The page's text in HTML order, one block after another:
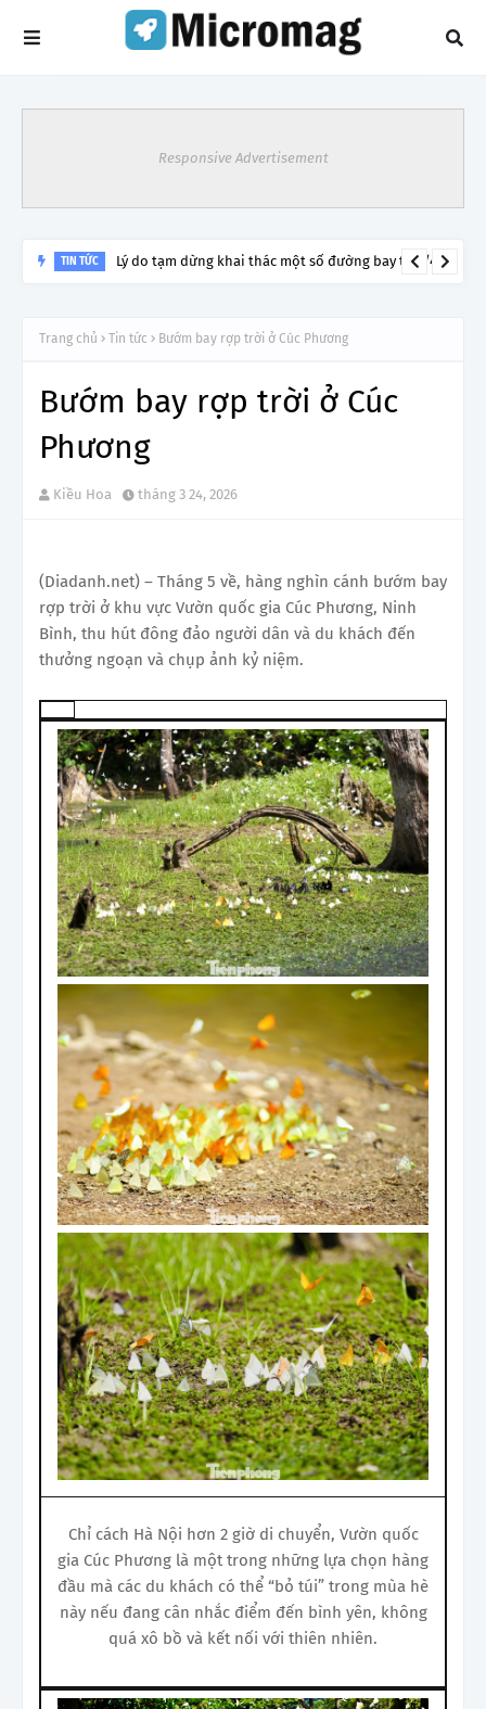
Responsive Advertisement
TIN TỨC Lý do tạm dừng khai thác một số đường bay từ 1/4
Trang chủ Tin tức Bướm bay rợp trời ở Cúc Phương
Bướm bay rợp trời ở Cúc
Phương
Kiều Hoa tháng 3 24, 2026
(Diadanh.net) – Tháng 5 về, hàng nghìn cánh bướm bay
rợp trời ở khu vực Vườn quốc gia Cúc Phương, Ninh
Bình, thu hút đông đảo người dân và du khách đến
thưởng ngoạn và chụp ảnh kỷ niệm.
Chỉ cách Hà Nội hơn 2 giờ di chuyển, Vườn quốc
gia Cúc Phương là một trong những lựa chọn hàng
đầu mà các du khách có thể “bỏ túi” trong mùa hè
này nếu đang cân nhắc điểm đến bình yên, không
quá xô bồ và kết nối với thiên nhiên.